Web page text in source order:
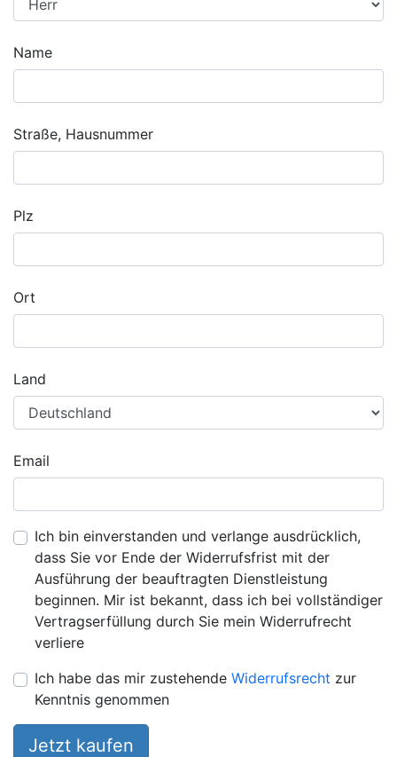
Name
Straße, Hausnummer
Plz
Ort
Land
Email
Ich bin einverstanden und verlange ausdrücklich,
dass Sie vor Ende der Widerrufsfrist mit der
Ausführung der beauftragten Dienstleistung
beginnen. Mir ist bekannt, dass ich bei vollständiger
Vertragserfüllung durch Sie mein Widerrufrecht
verliere
Ich habe das mir zustehende Widerrufsrecht zur
Kenntnis genommen
Jetzt kaufen